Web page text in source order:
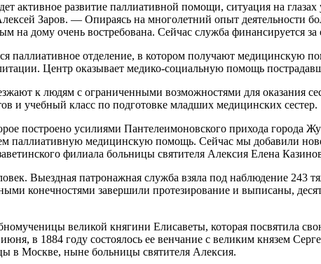
активное развитие паллиативной помощи, ситуация на
Заров. — Опираясь на многолетний опыт деятельности
дому очень востребована. Сейчас служба финансируется за
паллиативное отделение, в котором получают
Центр оказывает медико-социальную помощь
к людям с ограниченными возможностями для оказания
и учебный класс по подготовке младших медицинских сестер.
построено усилиями Пантелеимоновского прихода города
паллиативную медицинскую помощь. Сейчас мы добавили
филиала больницы святителя Алексия Елена
Выездная патронажная служба взяла под наблюдение 243
конечностями завершили протезирование и выписаны,
великой княгини Елисаветы, которая посвятила
в 1884 году состоялось ее венчание с великим князем
в Москве, ныне больницы святителя Алексия.